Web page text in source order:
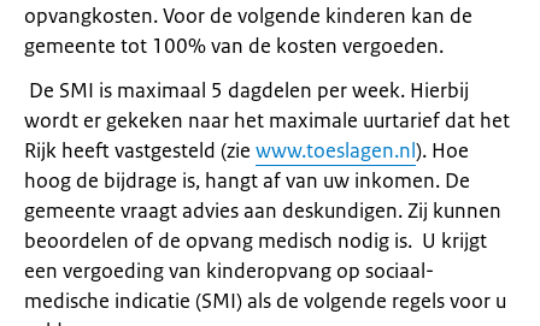
opvangkosten. Voor de volgende kinderen kan de
gemeente tot 100% van de kosten vergoeden.
De SMI is maximaal 5 dagdelen per week. Hierbij
wordt er gekeken naar het maximale uurtarief dat het
Rijk heeft vastgesteld (zie www.toeslagen.nl). Hoe
hoog de bijdrage is, hangt af van uw inkomen. De
gemeente vraagt advies aan deskundigen. Zij kunnen
beoordelen of de opvang medisch nodig is. U krijgt
een vergoeding van kinderopvang op sociaal-
medische indicatie (SMI) als de volgende regels voor u